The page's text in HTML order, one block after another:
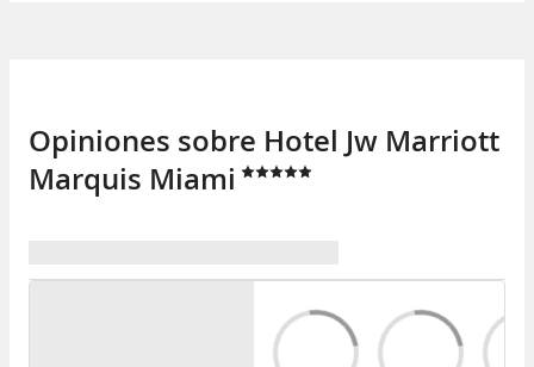
Opiniones sobre Hotel Jw Marriott
Marquis Miami